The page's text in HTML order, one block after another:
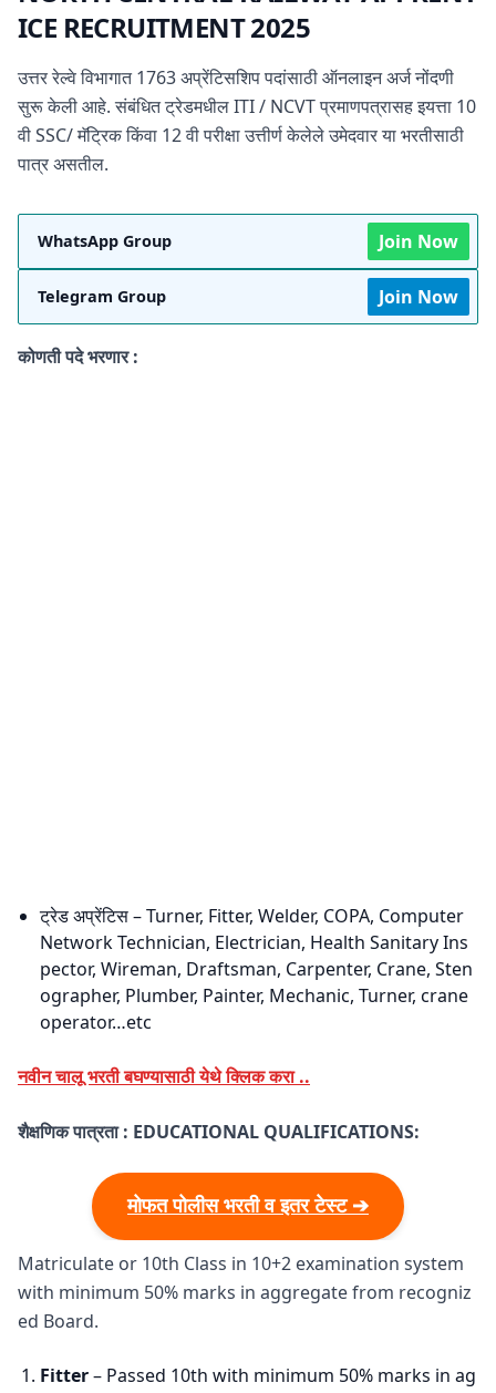
ICE RECRUITMENT 2025
उत्तर रेल्वे विभागात 1763 अप्रेंटिसशिप पदांसाठी ऑनलाइन अर्ज नोंदणी
सुरू केली आहे. संबंधित ट्रेडमधील ITI / NCVT प्रमाणपत्रासह इयत्ता 10
वी SSC/ मॅट्रिक किंवा 12 वी परीक्षा उत्तीर्ण केलेले उमेदवार या भरतीसाठी
पात्र असतील.
WhatsApp Group Join Now
Telegram Group Join Now
कोणती पदे भरणार :
ट्रेड अप्रेंटिस – Turner, Fitter, Welder, COPA, Computer
Network Technician, Electrician, Health Sanitary Ins
pector, Wireman, Draftsman, Carpenter, Crane, Sten
ographer, Plumber, Painter, Mechanic, Turner, crane
operator…etc
नवीन चालू भरती बघण्यासाठी येथे क्लिक करा ..
शैक्षणिक पात्रता : EDUCATIONAL QUALIFICATIONS:
मोफत पोलीस भरती व इतर टेस्ट ➔
Matriculate or 10th Class in 10+2 examination system
with minimum 50% marks in aggregate from recogniz
ed Board.
Fitter– Passed 10th with minimum 50% marks in ag